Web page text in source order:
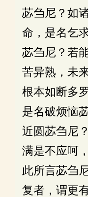
苾刍尼？如
命，是名乞
苾刍尼？若
苦异熟，未
根本如断多
是名破烦恼
近圆苾刍尼
满是不应呵
此所言苾刍
复者，谓更